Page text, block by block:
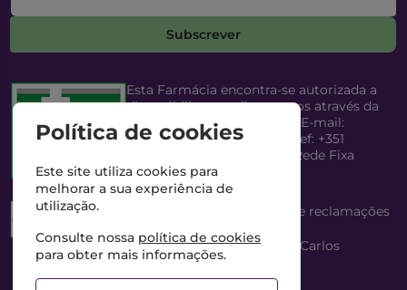
Subscrever
Esta Farmácia encontra-se autorizada a
disponibilizar medicamentos através da
Internet, pelo Infarmed, I.P. E-mail:
infarmed@infarmed.pt
| Telef: +351
217987100 (Chamada para Rede Fixa
Nacional)
Esta Farmácia dispõe de livro de reclamações
Director Técnico e Proprietário: António Carlos
Saraiva Cabral Costa
Política de cookies
Este site utiliza cookies para
melhorar a sua experiência de
utilização.
Consulte nossa política de cookies
para obter mais informações.